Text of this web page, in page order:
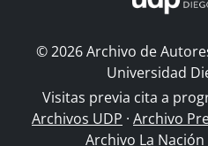
© 2026 Archivo de
Universidad
Visitas previa cita a
Archivos UDP · Archivo
Archivo La Nación